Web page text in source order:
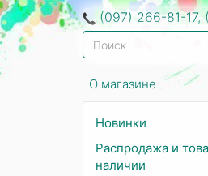
(097) 266-81-
О магазине
Новинки
Распродажа и
наличии